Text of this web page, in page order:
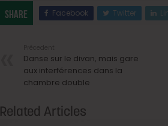
Share Facebook Twitter
Danse sur le divan, mais gare
aux interférences dans la
chambre double
Related Articles